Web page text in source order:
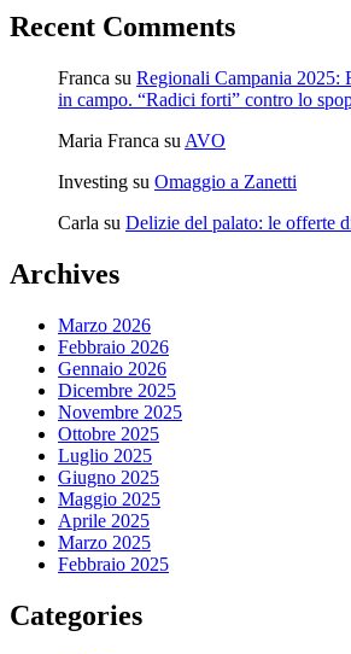
Recent Comments
Franca su Regionali Campania 2025:
in campo. “Radici forti” contro lo
Maria Franca su AVO
Investing su Omaggio a Zanetti
Carla su Delizie del palato: le offerte
Archives
Marzo 2026
Febbraio 2026
Gennaio 2026
Dicembre 2025
Novembre 2025
Ottobre 2025
Luglio 2025
Giugno 2025
Maggio 2025
Aprile 2025
Marzo 2025
Febbraio 2025
Categories